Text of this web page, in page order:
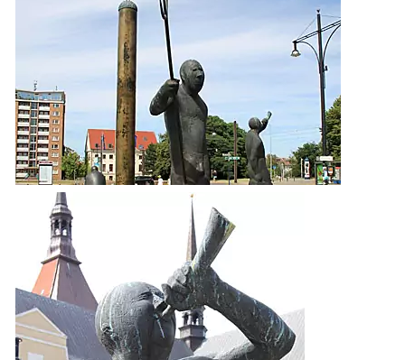
Windmühlen, Mühlen
Zoo & Tierpark
ehemalige Sehenswürdigkeiten
Traditionelles
Zeitzeugen
Begriffe erklärt
Veranstaltungen
Blog